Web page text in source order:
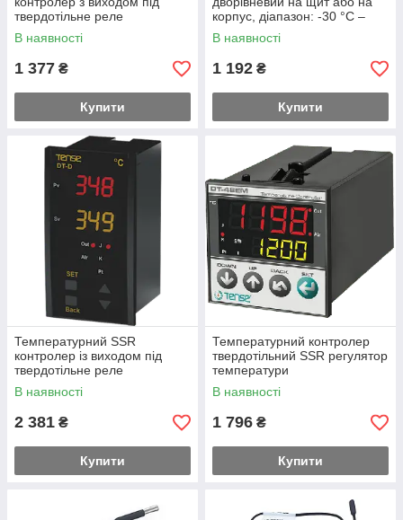
твердотільне реле
В наявності
1 377 ₴
Купити
корпус, діапазон: -30 °C –
+150 °C
В наявності
1 192 ₴
Купити
Температурний SSR
контролер із виходом під
твердотільне реле
В наявності
2 381 ₴
Купити
Температурний контролер
твердотільний SSR регулятор
температури
В наявності
1 796 ₴
Купити